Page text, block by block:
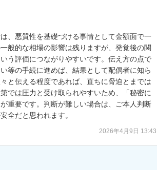
、悪質性を基礎づける事情として金額面で一
般的な相場の影響は残りますが、発覚後の関
う評価につながりやすいです。伝え方の点で
等の手続に進めば、結果として配偶者に知ら
と伝える程度であれば、直ちに脅迫とまでは
では圧力と受け取られやすいため、「秘密に
重要です。判断が難しい場合は、ご本人判断
全だと思われます。
2026年4月9日 13:43